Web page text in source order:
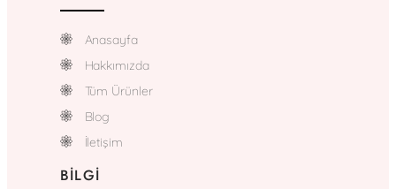
Anasayfa
Hakkımızda
Tüm Ürünler
Blog
İletişim
BILGI